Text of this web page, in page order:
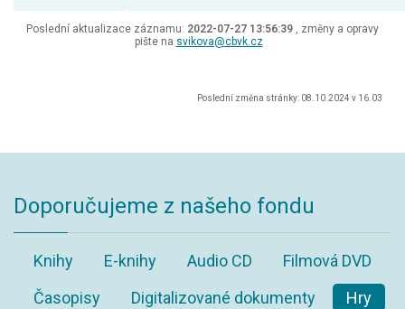
Poslední aktualizace záznamu: 2022-07-27 13:56:39 , změny a opravy
pište na svikova@cbvk.cz
Poslední změna stránky: 08.10.2024 v 16.03
Doporučujeme z našeho fondu
Knihy E-knihy Audio CD
Filmová DVD
Časopisy
Digitalizované dokumenty Hry